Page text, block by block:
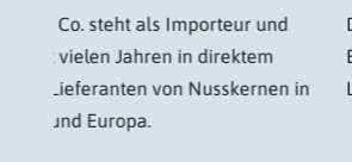
Die schwarze, sirupartige
Ersatz für Zucker und kommt in
Landwirtschaft zum Einsatz.